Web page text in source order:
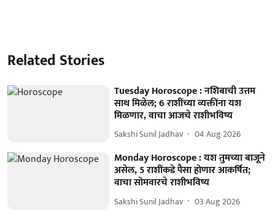
Related Stories
Tuesday Horoscope : नशिबाची उत्तम
साथ मिळेल; 6 राशींच्या व्यक्तींना यश
मिळणार, वाचा आजचे राशीभविष्य
Sakshi Sunil Jadhav 04 Aug 2026
Monday Horoscope : यश तुमच्या बाजूने
असेल, 5 राशींकडे पैसा होणार आकर्षित;
वाचा सोमवारचे राशीभविष्य
Sakshi Sunil Jadhav 03 Aug 2026